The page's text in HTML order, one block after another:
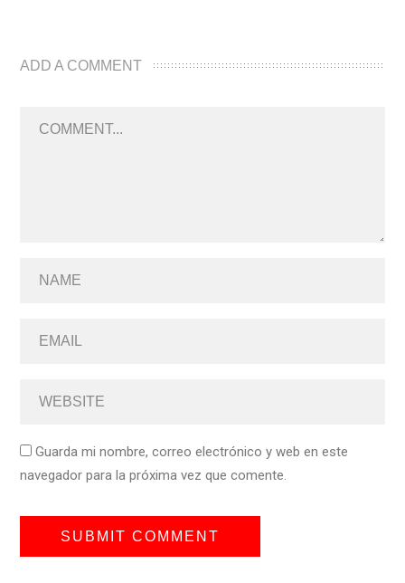
ADD A COMMENT
Guarda mi nombre, correo electrónico y web en este
navegador para la próxima vez que comente.